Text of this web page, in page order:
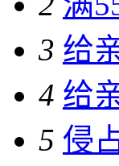
3 给
4 给
5 侵